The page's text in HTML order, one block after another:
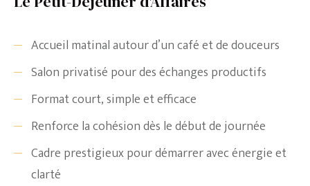
Accueil matinal autour d’un café et de douceurs
Salon privatisé pour des échanges productifs
Format court, simple et efficace
Renforce la cohésion dès le début de journée
Cadre prestigieux pour démarrer avec énergie et
clarté